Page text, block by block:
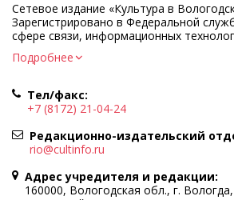
Сетевое издание «Культура в
Зарегистрировано в Федеральной
сфере связи, информационных
коммуникаций.
Регистрационный номер и дата
Учредитель КУ ВО «Информационно-
культуры»
Адрес учредителя и редакции: 160000,
Вологда, ул. Марии Ульяновой, д.10
Главный редактор — Легчанова Елена
Политика в отношении обработки
Подробнее
Тел/факс:
+7 (8172) 21-04-24
Редакционно-издательский
rio@cultinfo.ru
Адрес учредителя и редакции:
160000, Вологодская обл., г.